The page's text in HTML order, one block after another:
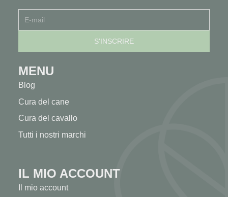
MENU
Blog
Cura del cane
Cura del cavallo
Tutti i nostri marchi
IL MIO ACCOUNT
Il mio account